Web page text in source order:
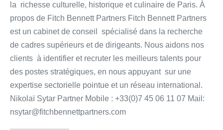
la richesse culturelle, historique et culinaire de Paris. À
propos de Fitch Bennett Partners Fitch Bennett Partners
est un cabinet de conseil spécialisé dans la recherche
de cadres supérieurs et de dirigeants. Nous aidons nos
clients à identifier et recruter les meilleurs talents pour
des postes stratégiques, en nous appuyant sur une
expertise sectorielle pointue et un réseau international.
Nikolaï Sytar Partner Mobile : +33(0)7 45 06 11 07 Mail:
nsytar@fitchbennettpartners.com